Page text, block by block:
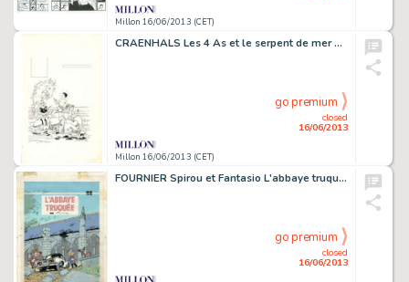
Millon 16/06/2013 (CET)
CRAENHALS Les 4 As et le serpent de mer Encre de Chine pour la couverture
Millon 16/06/2013 (CET)
closed
16/06/2013
go premium
FOURNIER Spirou et Fantasio L'abbaye truquée Encre de Chine sur calque
closed
16/06/2013
go premium